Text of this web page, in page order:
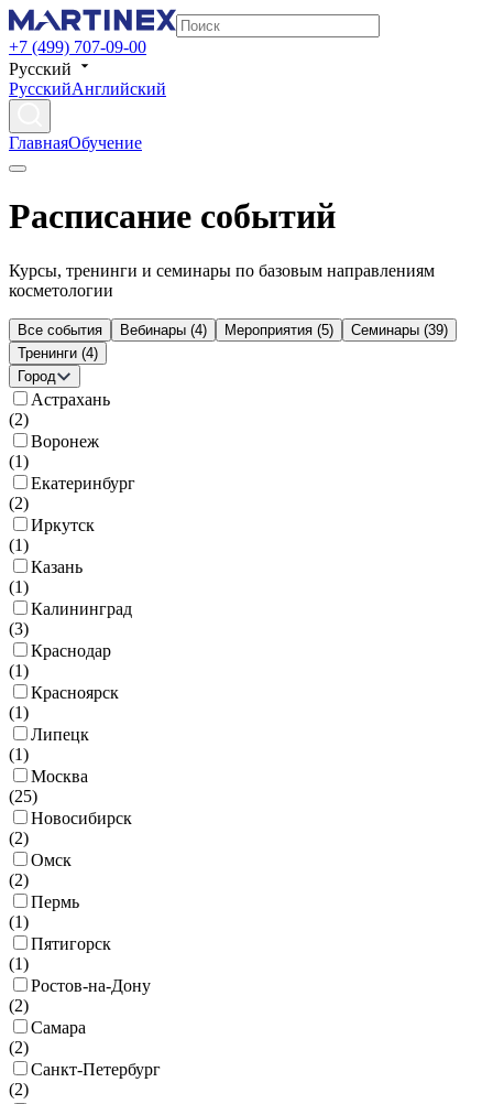
+7 (499) 707-09-00
Русский
РусскийАнглийский
ГлавнаяОбучение
Расписание событий
Курсы, тренинги и семинары по базовым направлениям
косметологии
Все события Вебинары (4) Мероприятия (5) Семинары (39)
Тренинги (4)
Город
Астрахань
(2)
Воронеж
(1)
Екатеринбург
(2)
Иркутск
(1)
Казань
(1)
Калининград
(3)
Краснодар
(1)
Красноярск
(1)
Липецк
(1)
Москва
(25)
Новосибирск
(2)
Омск
(2)
Пермь
(1)
Пятигорск
(1)
Ростов-на-Дону
(2)
Самара
(2)
Санкт-Петербург
(2)